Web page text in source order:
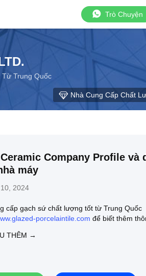
Trò Chuyện
Trung Quốc
Nhà Cung Cấp Chất
Company Profile và
máy
2024
cấp gạch sứ chất lượng tốt từ Trung Quốc
porcelaintile.com để biết thêm
THÊM →